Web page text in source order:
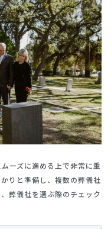
ーズに進める上で非常に重
りと準備し、複数の葬儀社
葬儀社を選ぶ際のチェック